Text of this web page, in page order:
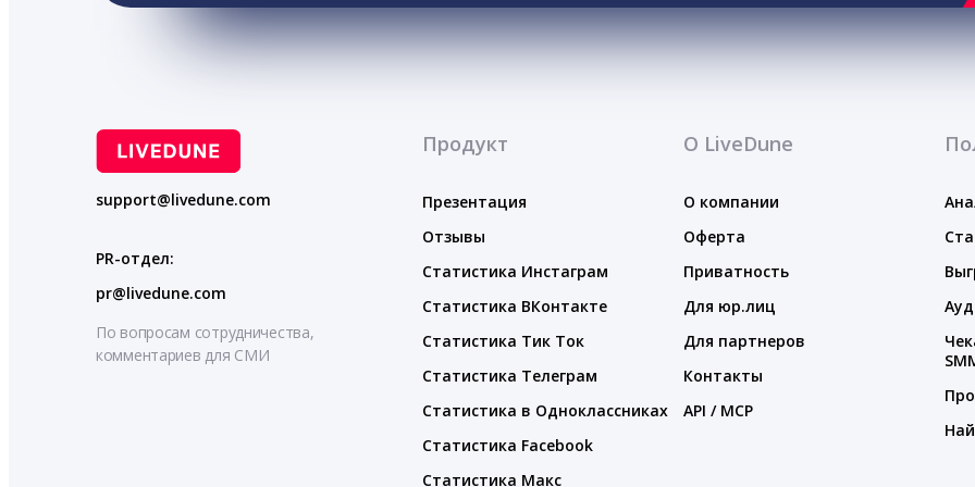
support@livedune.com
PR-отдел:
pr@livedune.com
По вопросам сотрудничества,
комментариев для СМИ
Продукт
Презентация
Отзывы
Статистика Инстаграм
Статистика ВКонтакте
Статистика Тик Ток
Статистика Телеграм
Статистика в Одноклассниках
Статистика Facebook
Статистика Макс
О LiveDune
О компании
Оферта
Приватность
Для юр.лиц
Для партнеров
Контакты
API / MCP